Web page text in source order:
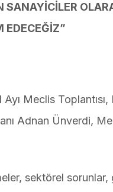
EDECEĞİZ”
Meclis
Adnan Ünverdi,
sektörel